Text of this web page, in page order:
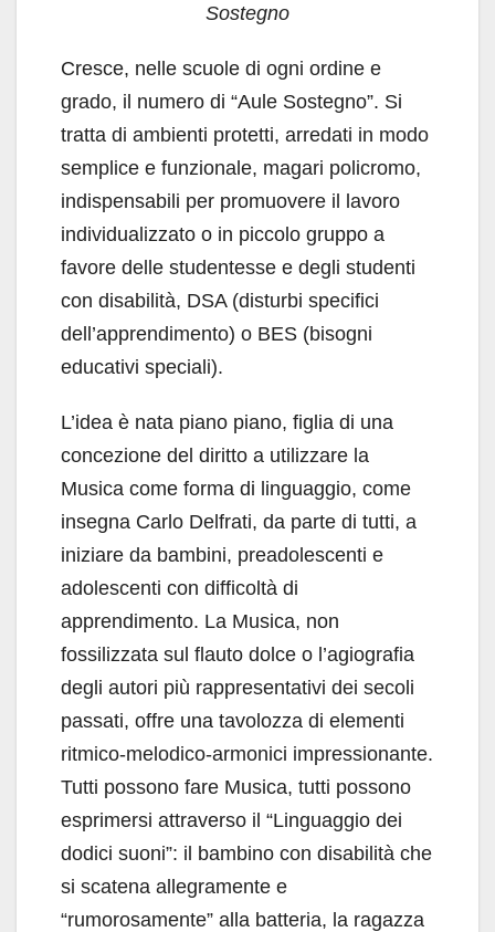
Sostegno
Cresce, nelle scuole di ogni ordine e
grado, il numero di “Aule Sostegno”. Si
tratta di ambienti protetti, arredati in modo
semplice e funzionale, magari policromo,
indispensabili per promuovere il lavoro
individualizzato o in piccolo gruppo a
favore delle studentesse e degli studenti
con disabilità, DSA (disturbi specifici
dell’apprendimento) o BES (bisogni
educativi speciali).
L’idea è nata piano piano, figlia di una
concezione del diritto a utilizzare la
Musica come forma di linguaggio, come
insegna Carlo Delfrati, da parte di tutti, a
iniziare da bambini, preadolescenti e
adolescenti con difficoltà di
apprendimento. La Musica, non
fossilizzata sul flauto dolce o l’agiografia
degli autori più rappresentativi dei secoli
passati, offre una tavolozza di elementi
ritmico-melodico-armonici impressionante.
Tutti possono fare Musica, tutti possono
esprimersi attraverso il “Linguaggio dei
dodici suoni”: il bambino con disabilità che
si scatena allegramente e
“rumorosamente” alla batteria, la ragazza